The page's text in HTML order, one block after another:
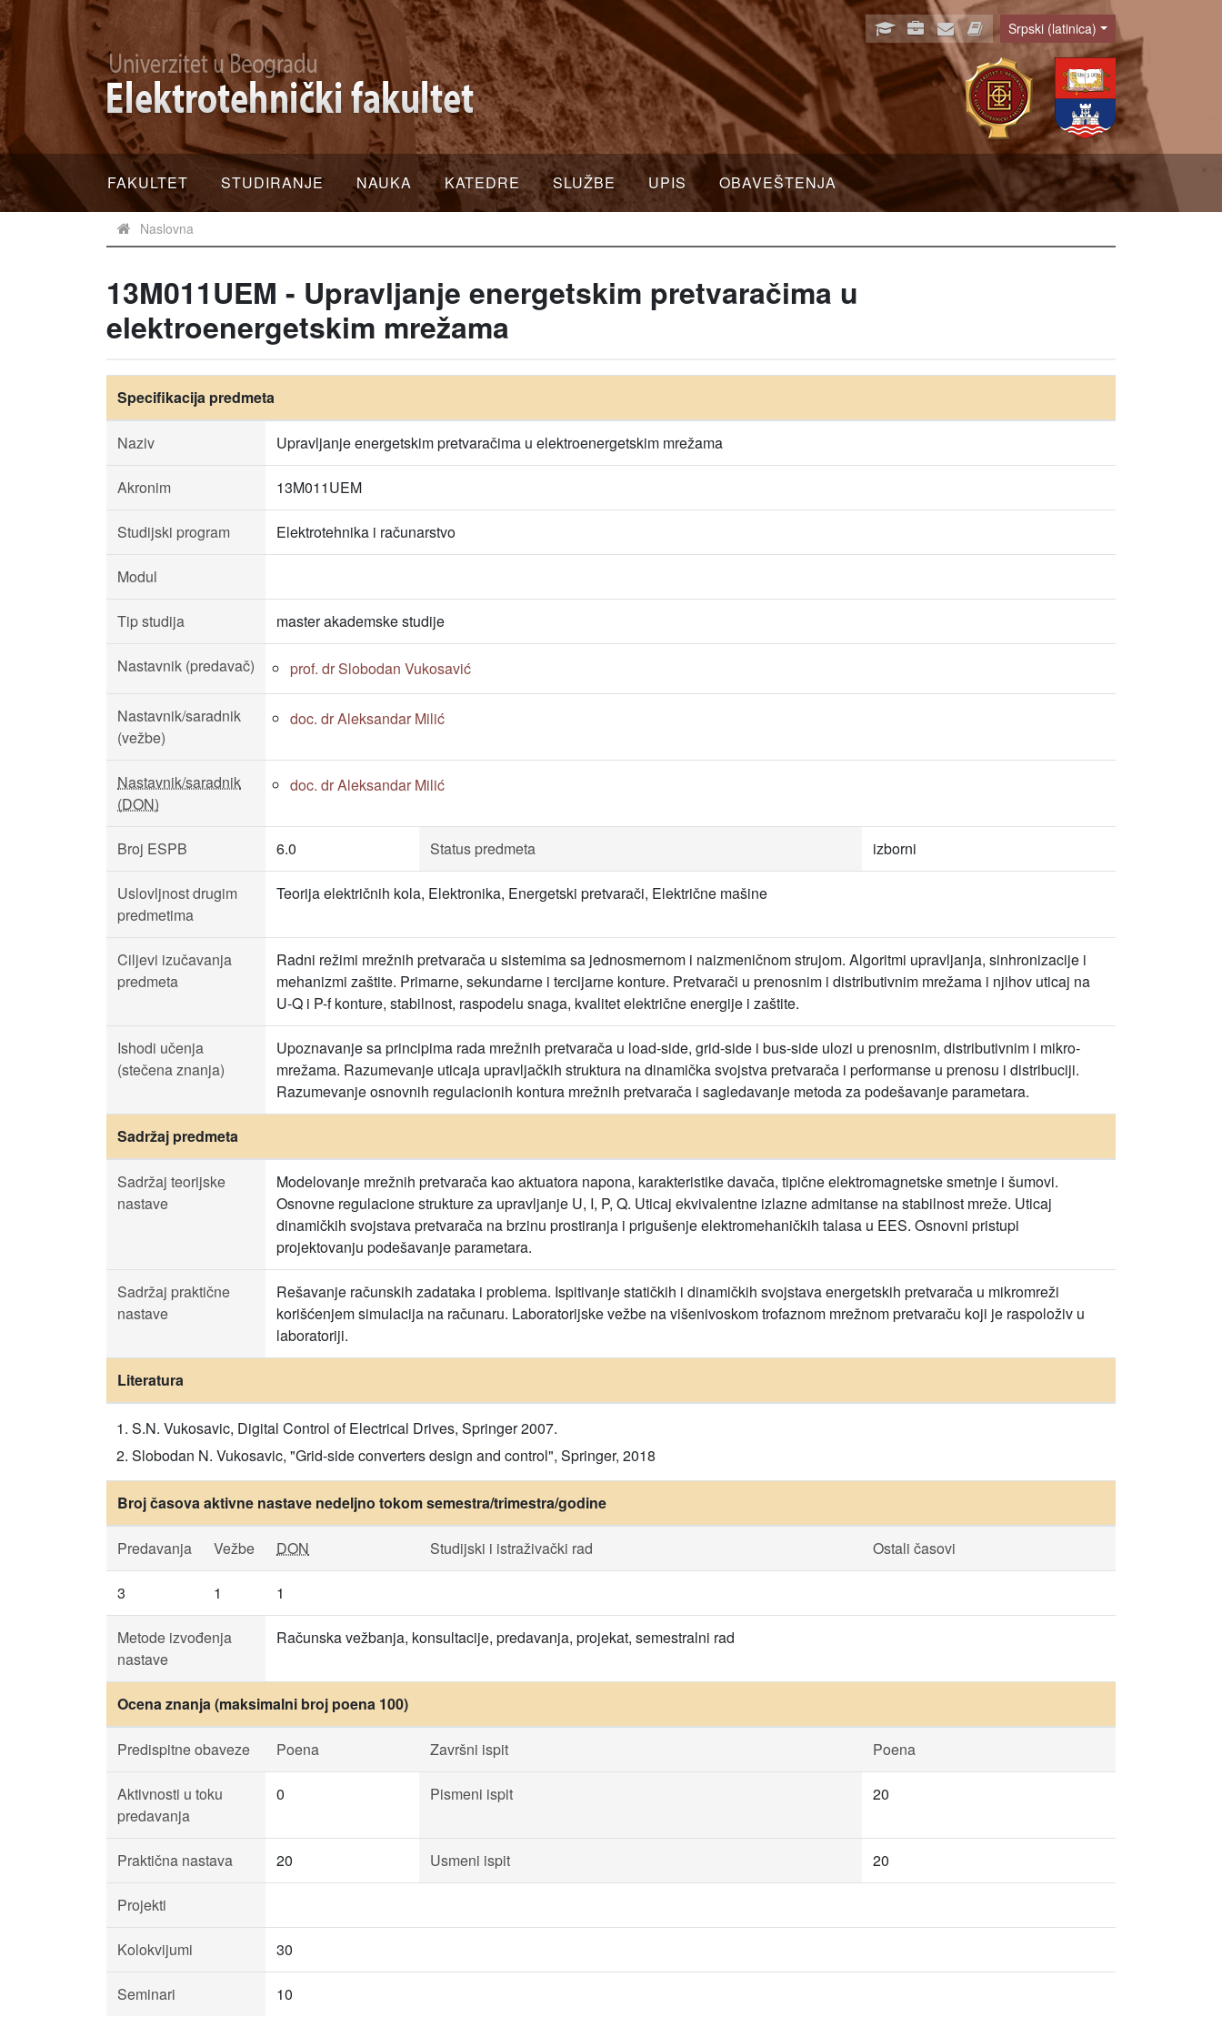
Language
Srpski (latinica)
FAKULTET STUDIRANJE NAUKA KATEDRE SLUŽBE UPIS OBAVEŠTENJA
Naslovna
13M011UEM - Upravljanje energetskim pretvaračima u
elektroenergetskim mrežama
Specifikacija predmeta
Naziv Upravljanje energetskim pretvaračima u elektroenergetskim mrežama
Akronim 13M011UEM
Studijski program Elektrotehnika i računarstvo
Modul
Tip studija master akademske studije
Nastavnik (predavač) prof. dr Slobodan Vukosavić
Nastavnik/saradnik
(vežbe)
doc. dr Aleksandar Milić
Nastavnik/saradnik
(DON)
doc. dr Aleksandar Milić
Broj ESPB 6.0 Status predmeta izborni
Uslovljnost drugim
predmetima
Teorija električnih kola, Elektronika, Energetski pretvarači, Električne mašine
Ciljevi izučavanja
predmeta
Radni režimi mrežnih pretvarača u sistemima sa jednosmernom i naizmeničnom strujom. Algoritmi upravljanja, sinhronizacije i
mehanizmi zaštite. Primarne, sekundarne i tercijarne konture. Pretvarači u prenosnim i distributivnim mrežama i njihov uticaj na
U-Q i P-f konture, stabilnost, raspodelu snaga, kvalitet električne energije i zaštite.
Ishodi učenja
(stečena znanja)
Upoznavanje sa principima rada mrežnih pretvarača u load-side, grid-side i bus-side ulozi u prenosnim, distributivnim i mikro-
mrežama. Razumevanje uticaja upravljačkih struktura na dinamička svojstva pretvarača i performanse u prenosu i distribuciji.
Razumevanje osnovnih regulacionih kontura mrežnih pretvarača i sagledavanje metoda za podešavanje parametara.
Sadržaj predmeta
Sadržaj teorijske
nastave
Modelovanje mrežnih pretvarača kao aktuatora napona, karakteristike davača, tipične elektromagnetske smetnje i šumovi.
Osnovne regulacione strukture za upravljanje U, I, P, Q. Uticaj ekvivalentne izlazne admitanse na stabilnost mreže. Uticaj
dinamičkih svojstava pretvarača na brzinu prostiranja i prigušenje elektromehaničkih talasa u EES. Osnovni pristupi
projektovanju podešavanje parametara.
Sadržaj praktične
nastave
Rešavanje računskih zadataka i problema. Ispitivanje statičkih i dinamičkih svojstava energetskih pretvarača u mikromreži
korišćenjem simulacija na računaru. Laboratorijske vežbe na višenivoskom trofaznom mrežnom pretvaraču koji je raspoloživ u
laboratoriji.
Literatura
S.N. Vukosavic, Digital Control of Electrical Drives, Springer 2007.
Slobodan N. Vukosavic, "Grid-side converters design and control", Springer, 2018
Broj časova aktivne nastave nedeljno tokom semestra/trimestra/godine
Predavanja Vežbe DON Studijski i istraživački rad Ostali časovi
3 1 1
Metode izvođenja
nastave
Računska vežbanja, konsultacije, predavanja, projekat, semestralni rad
Ocena znanja (maksimalni broj poena 100)
Predispitne obaveze Poena Završni ispit Poena
Aktivnosti u toku
predavanja
0 Pismeni ispit 20
Praktična nastava 20 Usmeni ispit 20
Projekti
Kolokvijumi 30
Seminari 10